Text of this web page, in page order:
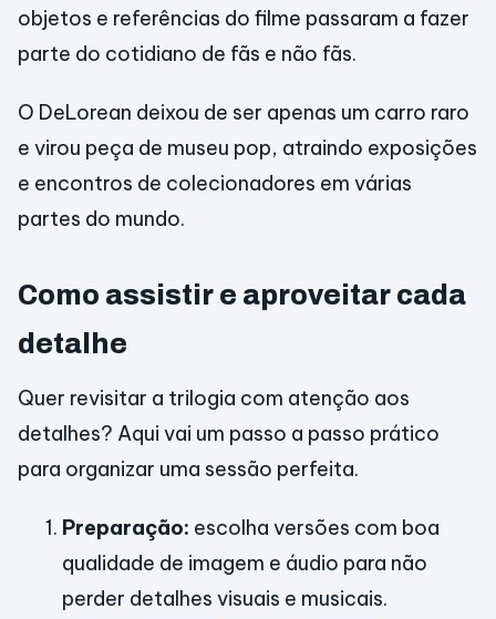
objetos e referências do filme passaram a fazer
parte do cotidiano de fãs e não fãs.
O DeLorean deixou de ser apenas um carro raro
e virou peça de museu pop, atraindo exposições
e encontros de colecionadores em várias
partes do mundo.
Como assistir e aproveitar cada
detalhe
Quer revisitar a trilogia com atenção aos
detalhes? Aqui vai um passo a passo prático
para organizar uma sessão perfeita.
Preparação: escolha versões com boa
qualidade de imagem e áudio para não
perder detalhes visuais e musicais.